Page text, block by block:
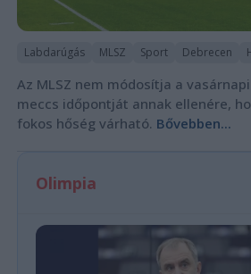
Labdarúgás MLSZ Sport Debrecen
Az MLSZ nem módosítja a
meccs időpontját annak ellenére,
fokos hőség várható. Bővebben...
Olimpia